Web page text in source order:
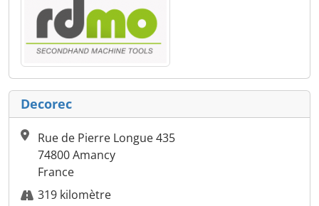
Decorec
Rue de Pierre Longue 435
74800 Amancy
France
319 kilomètre